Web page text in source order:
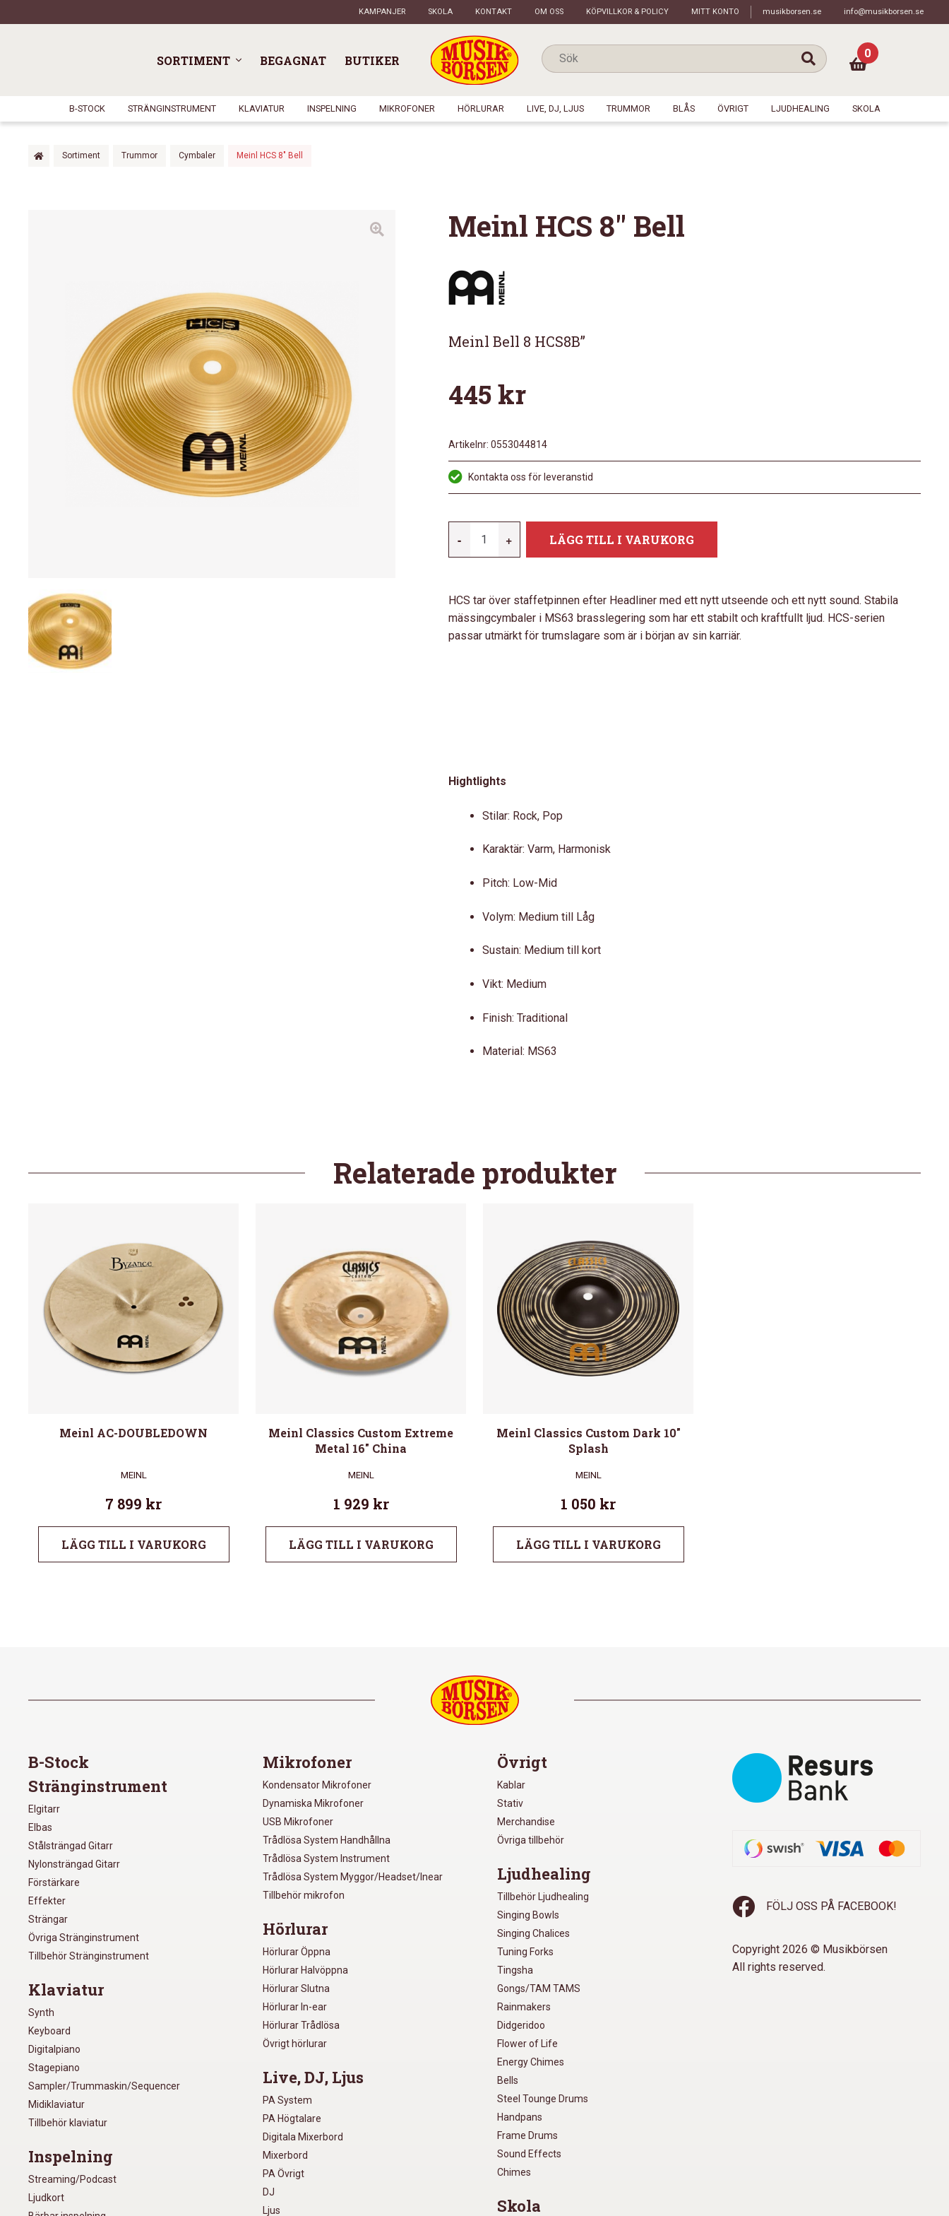
KAMPANJER SKOLA KONTAKT OM OSS KÖPVILLKOR & POLICY MITT KONTO musikborsen.se info@musikborsen.se
SORTIMENT BEGAGNAT BUTIKER 0
B-STOCK STRÄNGINSTRUMENT KLAVIATUR INSPELNING MIKROFONER HÖRLURAR LIVE, DJ, LJUS TRUMMOR BLÅS ÖVRIGT LJUDHEALING SKOLA
Sortiment Trummor Cymbaler Meinl HCS 8″ Bell
Meinl HCS 8″ Bell
Meinl Bell 8 HCS8B”
445kr
Artikelnr: 0553044814
Kontakta oss för leveranstid
-
HCS
MÄNGD
+ LÄGG TILL I VARUKORG
HCS tar över staffetpinnen efter Headliner med ett nytt utseende och ett nytt sound. Stabila
mässingcymbaler i MS63 brasslegering som har ett stabilt och kraftfullt ljud. HCS-serien
passar utmärkt för trumslagare som är i början av sin karriär.
Hightlights
Stilar: Rock, Pop
Karaktär: Varm, Harmonisk
Pitch: Low-Mid
Volym: Medium till Låg
Sustain: Medium till kort
Vikt: Medium
Finish: Traditional
Material: MS63
Relaterade produkter
Meinl AC-DOUBLEDOWN
MEINL
7 899 kr
LÄGG TILL I VARUKORG
Meinl Classics Custom Extreme
Metal 16″ China
MEINL
1 929 kr
LÄGG TILL I VARUKORG
Meinl Classics Custom Dark 10″
Splash
MEINL
1 050 kr
LÄGG TILL I VARUKORG
B-Stock
Stränginstrument
Elgitarr
Elbas
Stålsträngad Gitarr
Nylonsträngad Gitarr
Förstärkare
Effekter
Strängar
Övriga Stränginstrument
Tillbehör Stränginstrument
Klaviatur
Synth
Keyboard
Digitalpiano
Stagepiano
Sampler/Trummaskin/Sequencer
Midiklaviatur
Tillbehör klaviatur
Inspelning
Streaming/Podcast
Ljudkort
Mikrofoner
Kondensator Mikrofoner
Dynamiska Mikrofoner
USB Mikrofoner
Trådlösa System Handhållna
Trådlösa System Instrument
Trådlösa System Myggor/Headset/Inear
Tillbehör mikrofon
Hörlurar
Hörlurar Öppna
Hörlurar Halvöppna
Hörlurar Slutna
Hörlurar In-ear
Hörlurar Trådlösa
Övrigt hörlurar
Live, DJ, Ljus
PA System
PA Högtalare
Digitala Mixerbord
Mixerbord
PA Övrigt
DJ
Ljus
Övrigt
Kablar
Stativ
Merchandise
Övriga tillbehör
Ljudhealing
Tillbehör Ljudhealing
Singing Bowls
Singing Chalices
Tuning Forks
Tingsha
Gongs/TAM TAMS
Rainmakers
Didgeridoo
Flower of Life
Energy Chimes
Bells
Steel Tounge Drums
Handpans
Frame Drums
Sound Effects
Chimes
Skola
FÖLJ OSS PÅ FACEBOOK!
Copyright 2026 © Musikbörsen
All rights reserved.